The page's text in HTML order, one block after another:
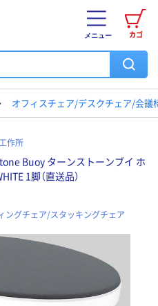
カゴ
メニュー
オフィスチェア/デスクチェア/会議
作所
Buoy ターンストーンブイ ホ
1脚（直送品）
ングチェア/スタッキングチェア